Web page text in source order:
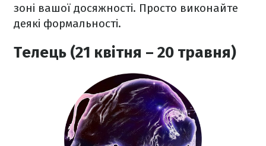
зоні вашої досяжності. Просто виконайте
деякі формальності.
Телець (21 квітня – 20 травня)